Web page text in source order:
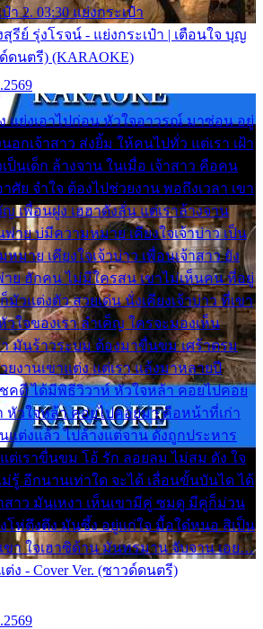
า 2. 03:30 แย่งกระเป๋า
รีย์ รุ่งโรจน์ - แย่งกระเป๋า | เตือนใจ บุญ
ดนตรี) (KARAOKE)
แย่งเอาไปก่อน หัวใจอาวรณ์ มาซ่อน อยู่
อกเจ้าสาว ส่งยิ้ม ให้คนไปทั่ว แต่เรา เฝ้า
ป็นเด็ก ล้างจาน ในเมื่อ เจ้าสาว คือคน
ศัย จำใจ ต้องไปช่วยงาน พอถึงเวลา เขา
เพื่อนฝูง เฮฮาดังลั่น แต่เราล้างจาน
พ่าย บ่มีความหมาย เคียงใจเจ้าบ่าว เป็น
มาย เคียงใจเจ้าบ่าว เพื่อนเจ้าสาว ยัง
ย ฮักคน ไม่มีใครสน เขาไม่เห็นคน ที่อยู่
มัวแต่งตัว สวยเด่น นั่งเคียงเจ้าบ่าว ที่เขา
วใจของเรา ลำเค็ญ ใครจะมองเห็น
า มันร้าวระบม ต้องมาขื่นขม เศร้าตรม
งานเขาแต่ง แต่เรา แล้งมาหลายปี
คดี ได้มีพิธีวิวาห์ หัวใจหล้า คอยไปคอย
หัวใจหล้า คอยไปคอยมา คือหน้าที่เก่า
แต่งแล้ว ไปล้างแต่จาน ดั่งถูกประหาร
ต่เราขื่นขม โอ้ รัก ลอยลม ไม่สม ดัง ใจ
รู้ อีกนานเท่าใด จะได้ เลื่อนขั้นบันได ได้
สาว มันเหงา เห็นเขามีคู่ ซมดู มีคู่ก็ม่วน
โห่ตึงตึง มันซึ้ง อยู่แก่ใจ มื้อใด๋หนอ สิเป็น
ขา ใจเฮาซิด้าน มันทรมาน จับจาน เอย…
ง - Cover Ver. (ซาวด์ดนตรี)